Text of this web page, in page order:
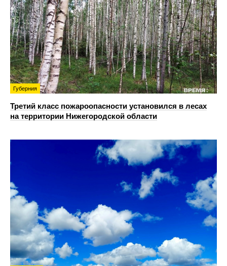
Губерния
Третий класс пожароопасности установился в лесах
на территории Нижегородской области